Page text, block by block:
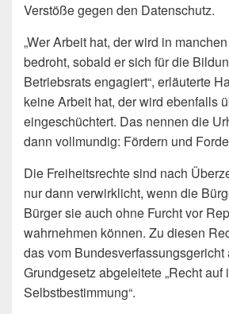
Verstöße gegen den Datenschutz.
„Wer Arbeit hat, der wird in
bedroht, sobald er sich für die
Betriebsrats engagiert“, erläuterte
keine Arbeit hat, der wird ebenfalls
eingeschüchtert. Das nennen die
dann vollmundig: Fördern und
Die Freiheitsrechte sind nach
nur dann verwirklicht, wenn die
Bürger sie auch ohne Furcht vor
wahrnehmen können. Zu diesen
das vom Bundesverfassungsgericht
Grundgesetz abgeleitete „Recht
Selbstbestimmung“.